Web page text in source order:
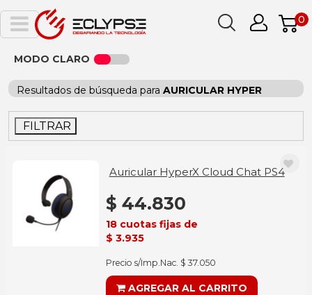
0
MODO CLARO
Resultados de búsqueda para AURICULAR HYPER
FILTRAR
Auricular HyperX Cloud Chat PS4
$ 44.830
18 cuotas fijas de
$ 3.935
Precio s/Imp.Nac. $ 37.050
AGREGAR AL CARRITO